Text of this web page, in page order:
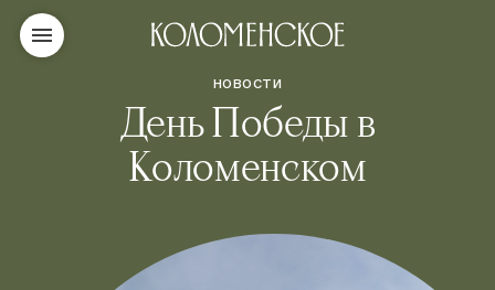
НОВОСТИ
День Победы в
Коломенском